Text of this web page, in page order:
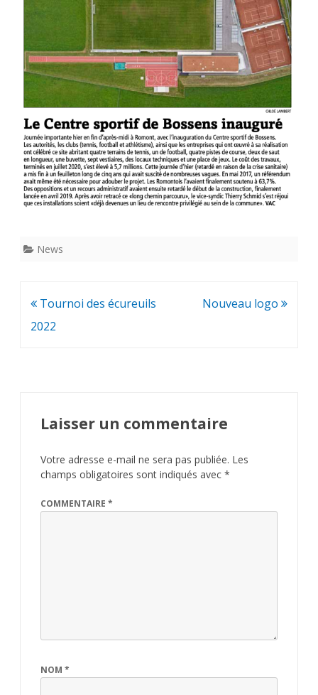
sportif
Bossens
News
Navigation
de
Tournoi des écureuils
2022
Nouveau logo
Laisser un commentaire
Votre adresse e-mail ne sera pas publiée. Les
champs obligatoires sont indiqués avec *
COMMENTAIRE *
NOM *